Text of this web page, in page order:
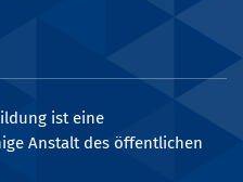
ist eine
Anstalt des öffentlichen